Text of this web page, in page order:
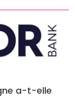
a-t-elle